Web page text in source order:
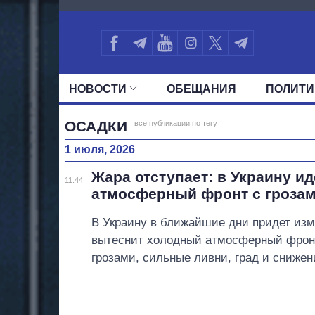
1695
НОВОСТИ ОБЕЩАНИЯ
ВСЕ ПОЛИТИКИ
ОСАДКИ все публикации по тегу
1 июля, 2026
11:44
Жара отступает: в Украину
атмосферный фронт с
В Украину в ближайшие дни придет
вытеснит холодный атмосферный
грозами, сильные ливни, град и